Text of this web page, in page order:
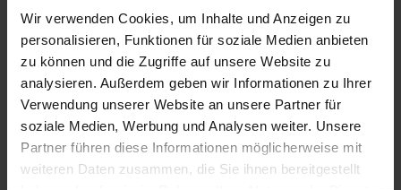
Wir verwenden Cookies, um Inhalte und Anzeigen zu
personalisieren, Funktionen für soziale Medien anbieten
zu können und die Zugriffe auf unsere Website zu
analysieren. Außerdem geben wir Informationen zu Ihrer
Verwendung unserer Website an unsere Partner für
soziale Medien, Werbung und Analysen weiter. Unsere
Partner führen diese Informationen möglicherweise mit
weiteren Daten zusammen, die Sie ihnen bereitgestellt
Productos
Cuidado DelAutomóvil
Cuidado DeEmbarcaciones
COLOURLOCK CuidadoDelCuero
Accesorios